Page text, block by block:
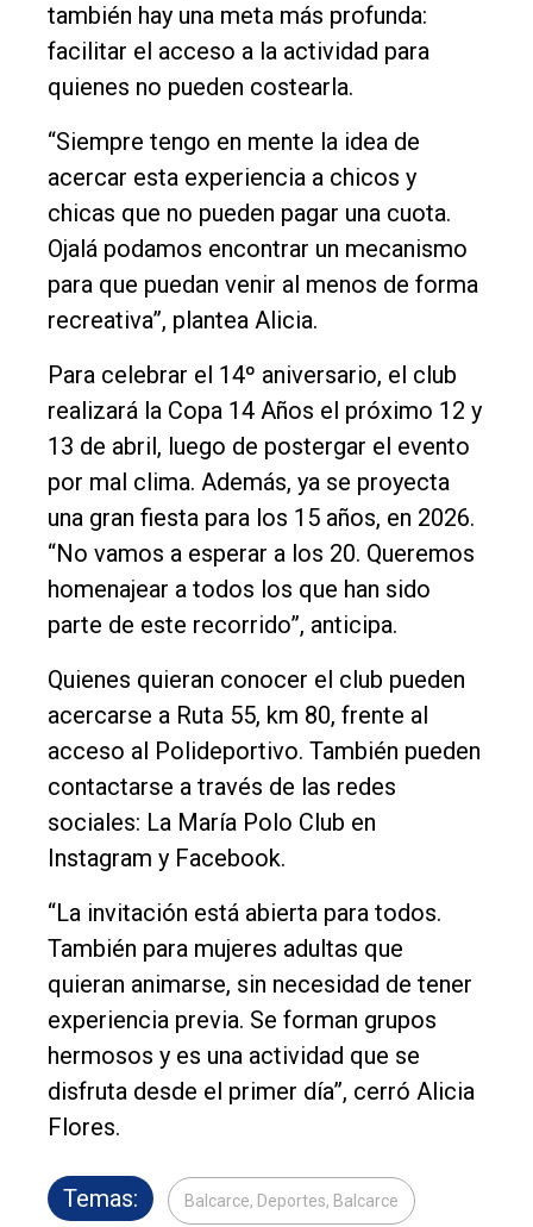
también hay una meta más profunda:
facilitar el acceso a la actividad para
quienes no pueden costearla.
“Siempre tengo en mente la idea de
acercar esta experiencia a chicos y
chicas que no pueden pagar una cuota.
Ojalá podamos encontrar un mecanismo
para que puedan venir al menos de forma
recreativa”, plantea Alicia.
Para celebrar el 14º aniversario, el club
realizará la Copa 14 Años el próximo 12 y
13 de abril, luego de postergar el evento
por mal clima. Además, ya se proyecta
una gran fiesta para los 15 años, en 2026.
“No vamos a esperar a los 20. Queremos
homenajear a todos los que han sido
parte de este recorrido”, anticipa.
Quienes quieran conocer el club pueden
acercarse a Ruta 55, km 80, frente al
acceso al Polideportivo. También pueden
contactarse a través de las redes
sociales: La María Polo Club en
Instagram y Facebook.
“La invitación está abierta para todos.
También para mujeres adultas que
quieran animarse, sin necesidad de tener
experiencia previa. Se forman grupos
hermosos y es una actividad que se
disfruta desde el primer día”, cerró Alicia
Flores.
Temas: Balcarce, Deportes, Balcarce